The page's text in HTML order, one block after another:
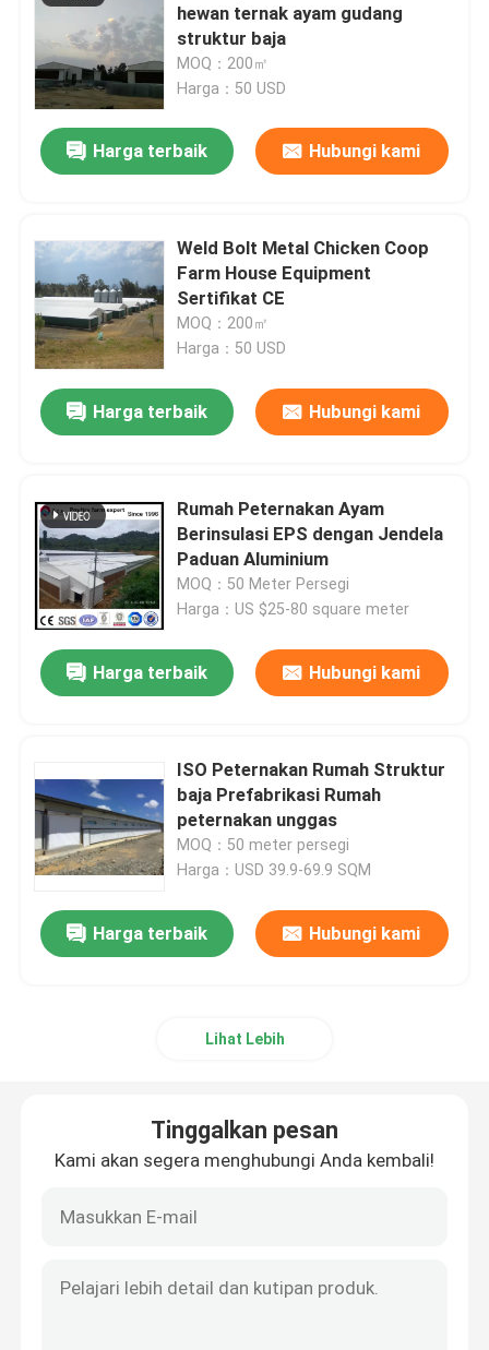
Rumah
hewan ternak ayam gudang
struktur baja
MOQ：200㎡
Harga：50 USD
Harga terbaik Hubungi kami
Weld Bolt Metal Chicken Coop
Farm House Equipment
Sertifikat CE
MOQ：200㎡
Harga：50 USD
Harga terbaik Hubungi kami
Rumah Peternakan Ayam
Berinsulasi EPS dengan Jendela
Paduan Aluminium
MOQ：50 Meter Persegi
Harga：US $25-80 square meter
Harga terbaik Hubungi kami
ISO Peternakan Rumah Struktur
baja Prefabrikasi Rumah
peternakan unggas
MOQ：50 meter persegi
Harga：USD 39.9-69.9 SQM
Harga terbaik Hubungi kami
Lihat Lebih
Tinggalkan pesan
Kami akan segera menghubungi Anda kembali!